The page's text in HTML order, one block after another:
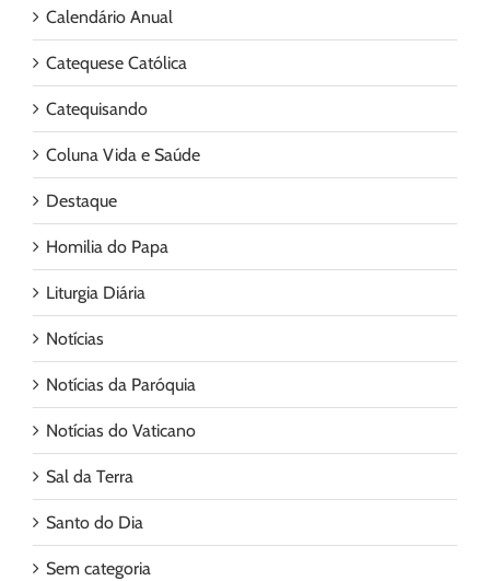
Calendário Anual
Catequese Católica
Catequisando
Coluna Vida e Saúde
Destaque
Homilia do Papa
Liturgia Diária
Notícias
Notícias da Paróquia
Notícias do Vaticano
Sal da Terra
Santo do Dia
Sem categoria